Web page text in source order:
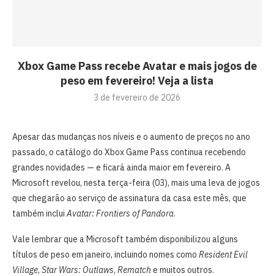
Xbox Game Pass recebe Avatar e mais jogos de
peso em fevereiro! Veja a lista
3 de fevereiro de 2026
Apesar das mudanças nos níveis e o aumento de preços no ano
passado, o catálogo do Xbox Game Pass continua recebendo
grandes novidades — e ficará ainda maior em fevereiro. A
Microsoft revelou, nesta terça-feira (03), mais uma leva de jogos
que chegarão ao serviço de assinatura da casa este mês, que
também incluiAvatar: Frontiers of Pandora.
Vale lembrar que a Microsoft também disponibilizou alguns
títulos de peso em janeiro, incluindo nomes como Resident Evil
Village, Star Wars: Outlaws, Rematch e muitos outros.